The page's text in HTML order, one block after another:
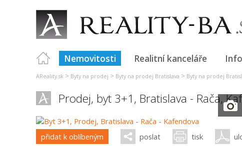
Nemovitosti Realitní kanceláře
AReality.sk > Byty na prodej > Byty na prodej Bratislava > Byty na prodej
Prodej, byt 3+1, Bratislava - Rača,
přidat k oblíbeným poslat tisk